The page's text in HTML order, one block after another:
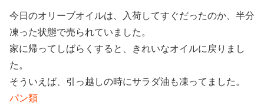
今日のオリーブオイルは、入荷してすぐだったのか、半分
凍った状態で売られていました。
家に帰ってしばらくすると、きれいなオイルに戻りまし
た。
そういえば、引っ越しの時にサラダ油も凍ってました。
パン類